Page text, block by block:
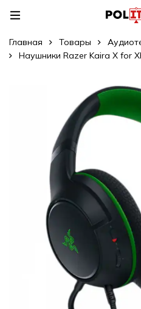
Главная Товары
Наушники Razer Kaira X for